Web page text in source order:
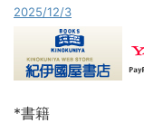
2025/12/3
*書籍